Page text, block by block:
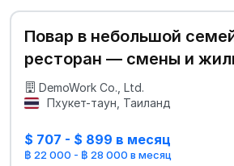
Повар в небольшой
ресторан — смены и
DemoWork Co., Ltd.
Пхукет-таун, Таиланд
$ 707 - $ 899 в месяц
฿ 22 000 - ฿ 28 000 в месяц